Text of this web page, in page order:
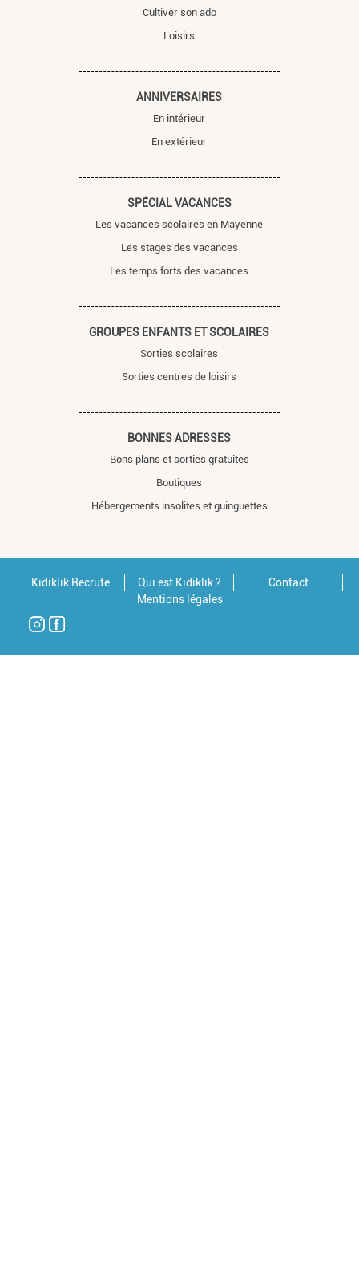
Cultiver son ado
Loisirs
ANNIVERSAIRES
En intérieur
En extérieur
SPÉCIAL VACANCES
Les vacances scolaires en Mayenne
Les stages des vacances
Les temps forts des vacances
GROUPES ENFANTS ET SCOLAIRES
Sorties scolaires
Sorties centres de loisirs
BONNES ADRESSES
Bons plans et sorties gratuites
Boutiques
Hébergements insolites et guinguettes
Kidiklik Recrute Qui est Kidiklik ?
Contact
Mentions légales